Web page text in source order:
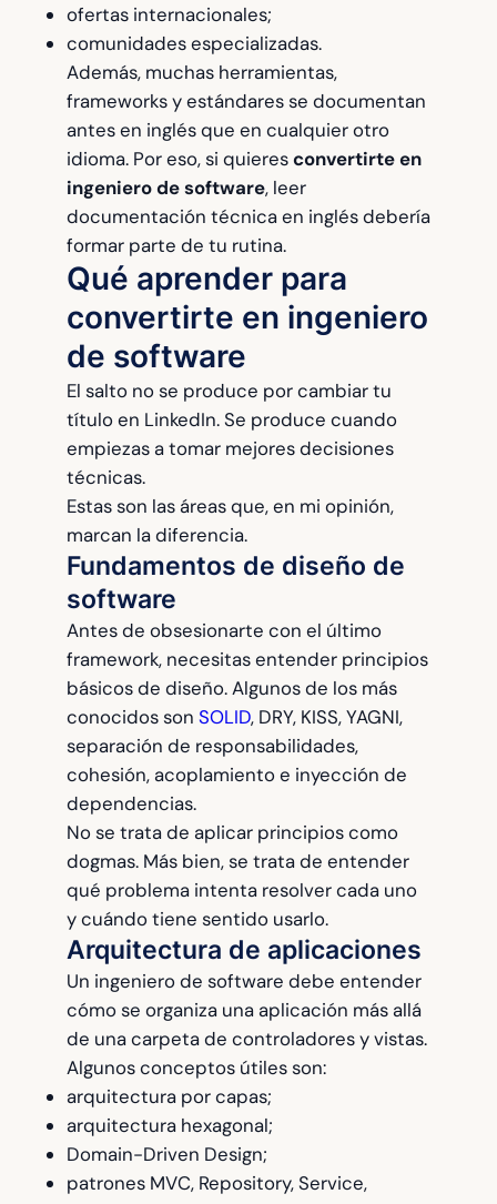
ofertas internacionales;
comunidades especializadas.
Además, muchas herramientas,
frameworks y estándares se documentan
antes en inglés que en cualquier otro
idioma. Por eso, si quieresconvertirte en
ingeniero de software, leer
documentación técnica en inglés debería
formar parte de tu rutina.
Qué aprender para
convertirte en ingeniero
de software
El salto no se produce por cambiar tu
título en LinkedIn. Se produce cuando
empiezas a tomar mejores decisiones
técnicas.
Estas son las áreas que, en mi opinión,
marcan la diferencia.
Fundamentos de diseño de
software
Antes de obsesionarte con el último
framework, necesitas entender principios
básicos de diseño. Algunos de los más
conocidos son SOLID, DRY, KISS, YAGNI,
separación de responsabilidades,
cohesión, acoplamiento e inyección de
dependencias.
No se trata de aplicar principios como
dogmas. Más bien, se trata de entender
qué problema intenta resolver cada uno
y cuándo tiene sentido usarlo.
Arquitectura de aplicaciones
Un ingeniero de software debe entender
cómo se organiza una aplicación más allá
de una carpeta de controladores y vistas.
Algunos conceptos útiles son:
arquitectura por capas;
arquitectura hexagonal;
Domain-Driven Design;
patrones MVC, Repository, Service,